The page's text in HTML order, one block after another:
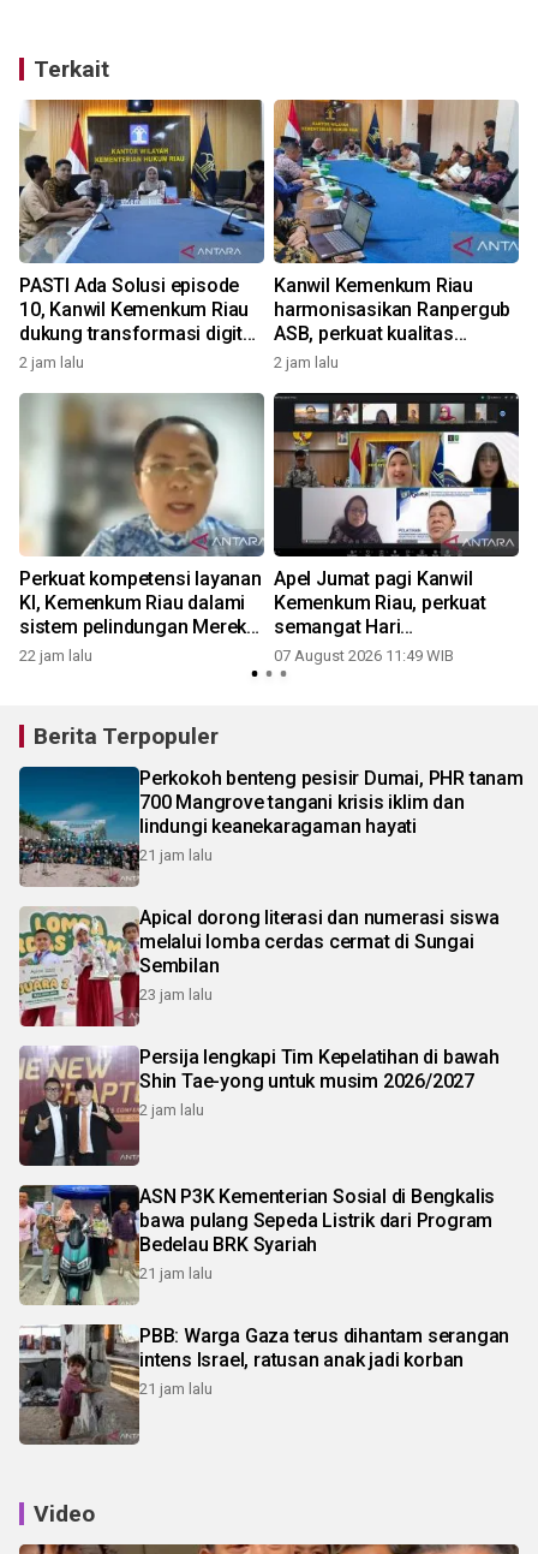
Terkait
PASTI Ada Solusi episode
10, Kanwil Kemenkum Riau
dukung transformasi digital
dan percepatan layanan
2 jam lalu
Kanwil Kemenkum Riau
harmonisasikan Ranpergub
ASB, perkuat kualitas
regulasi keuangan daerah
2 jam lalu
Perkuat kompetensi layanan
KI, Kemenkum Riau dalami
sistem pelindungan Merek
bersama DJKI
22 jam lalu
Apel Jumat pagi Kanwil
Kemenkum Riau, perkuat
semangat Hari
Pengayoman ke-81 dan
kesiapan menuju WBBM
07 August 2026 11:49 WIB
Berita Terpopuler
Perkokoh benteng pesisir Dumai, PHR tanam
700 Mangrove tangani krisis iklim dan
lindungi keanekaragaman hayati
21 jam lalu
Apical dorong literasi dan numerasi siswa
melalui lomba cerdas cermat di Sungai
Sembilan
23 jam lalu
Persija lengkapi Tim Kepelatihan di bawah
Shin Tae-yong untuk musim 2026/2027
2 jam lalu
ASN P3K Kementerian Sosial di Bengkalis
bawa pulang Sepeda Listrik dari Program
Bedelau BRK Syariah
21 jam lalu
PBB: Warga Gaza terus dihantam serangan
intens Israel, ratusan anak jadi korban
21 jam lalu
Video